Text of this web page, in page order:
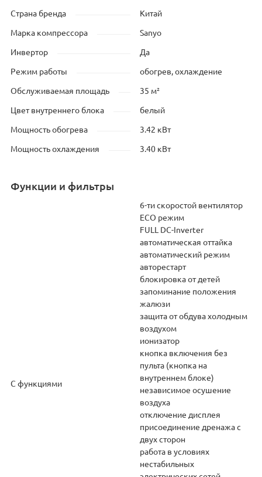
Страна бренда Китай
Марка компрессора Sanyo
Инвертор Да
Режим работы обогрев, охлаждение
Обслуживаемая площадь 35 м²
Цвет внутреннего блока белый
Мощность обогрева 3.42 кВт
Мощность охлаждения 3.40 кВт
Функции и фильтры
С функциями
6-ти скоростой вентилятор
ECO режим
FULL DC-Inverter
автоматическая оттайка
автоматический режим
авторестарт
блокировка от детей
запоминание положения
жалюзи
защита от обдува холодным
воздухом
ионизатор
кнопка включения без
пульта (кнопка на
внутреннем блоке)
независимое осушение
воздуха
отключение дисплея
присоединение дренажа с
двух сторон
работа в условиях
нестабильных